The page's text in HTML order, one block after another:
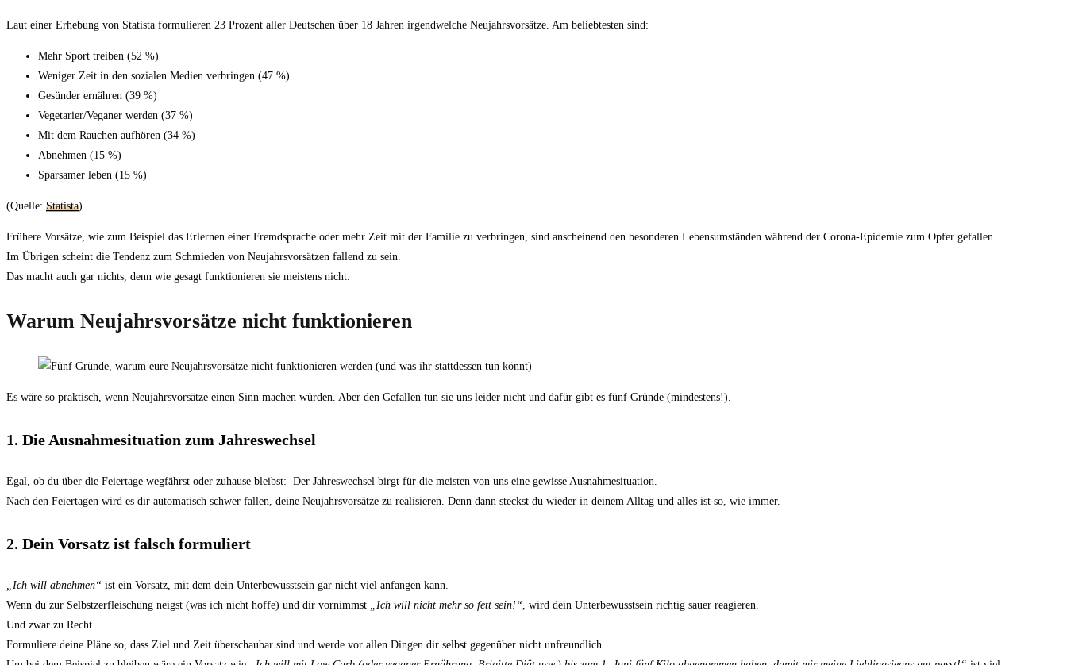
Laut einer Erhebung von Statista formulieren 23 Prozent aller Deutschen über 18 Jahren irgendwelche Neujahrsvorsätze. Am beliebtesten sind:
Mehr Sport treiben (52 %)
Weniger Zeit in den sozialen Medien verbringen (47 %)
Gesünder ernähren (39 %)
Vegetarier/Veganer werden (37 %)
Mit dem Rauchen aufhören (34 %)
Abnehmen (15 %)
Sparsamer leben (15 %)
(Quelle: Statista)
Frühere Vorsätze, wie zum Beispiel das Erlernen einer Fremdsprache oder mehr Zeit mit der Familie zu verbringen, sind anscheinend den besonderen Lebensumständen während der Corona-Epidemie zum Opfer gefallen.
Im Übrigen scheint die Tendenz zum Schmieden von Neujahrsvorsätzen fallend zu sein.
Das macht auch gar nichts, denn wie gesagt funktionieren sie meistens nicht.
Warum Neujahrsvorsätze nicht funktionieren
Es wäre so praktisch, wenn Neujahrsvorsätze einen Sinn machen würden. Aber den Gefallen tun sie uns leider nicht und dafür gibt es fünf Gründe (mindestens!).
1. Die Ausnahmesituation zum Jahreswechsel
Egal, ob du über die Feiertage wegfährst oder zuhause bleibst: Der Jahreswechsel birgt für die meisten von uns eine gewisse Ausnahmesituation.
Nach den Feiertagen wird es dir automatisch schwer fallen, deine Neujahrsvorsätze zu realisieren. Denn dann steckst du wieder in deinem Alltag und alles ist so, wie immer.
2. Dein Vorsatz ist falsch formuliert
„Ich will abnehmen“ ist ein Vorsatz, mit dem dein Unterbewusstsein gar nicht viel anfangen kann.
Wenn du zur Selbstzerfleischung neigst (was ich nicht hoffe) und dir vornimmst „Ich will nicht mehr so fett sein!“, wird dein Unterbewusstsein richtig sauer reagieren.
Und zwar zu Recht.
Formuliere deine Pläne so, dass Ziel und Zeit überschaubar sind und werde vor allen Dingen dir selbst gegenüber nicht unfreundlich.